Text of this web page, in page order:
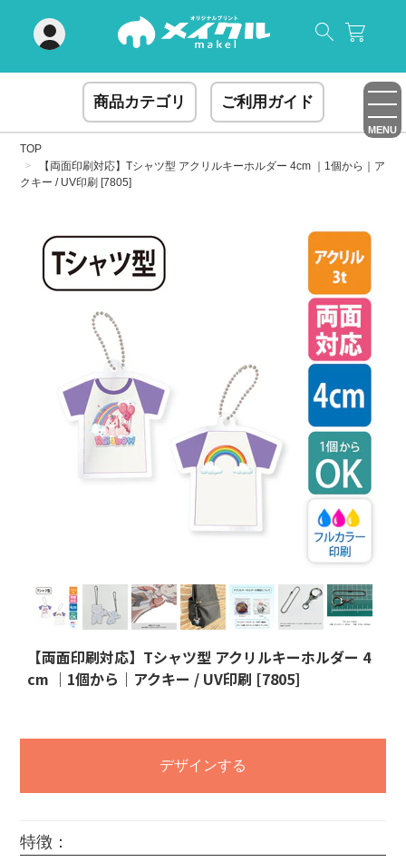
商品カテゴリ ご利用ガイド
MENU
TOP
【両面印刷対応】Tシャツ型 アクリルキーホルダー 4cm ｜1個から｜ア
クキー / UV印刷 [7805]
【両面印刷対応】Tシャツ型 アクリルキーホルダー 4
cm ｜1個から｜アクキー / UV印刷 [7805]
デザインする
特徴：